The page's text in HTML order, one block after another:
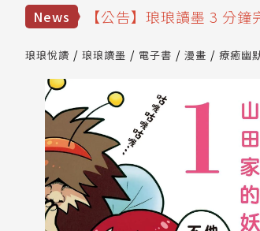
News
【公告】琅琅讀墨 3 分
【公告】琅琅讀墨數位閱
琅琅悅讀 琅琅讀墨 電子書 漫畫 療癒幽